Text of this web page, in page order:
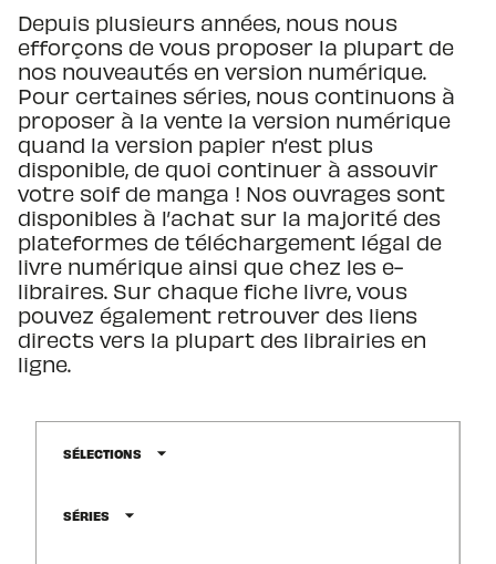
Depuis plusieurs années, nous nous
efforçons de vous proposer la plupart de
nos nouveautés en version numérique.
Pour certaines séries, nous continuons à
proposer à la vente la version numérique
quand la version papier n’est plus
disponible, de quoi continuer à assouvir
votre soif de manga ! Nos ouvrages sont
disponibles à l’achat sur la majorité des
plateformes de téléchargement légal de
livre numérique ainsi que chez les e-
libraires. Sur chaque fiche livre, vous
pouvez également retrouver des liens
directs vers la plupart des librairies en
ligne.
SÉLECTIONS arrow_drop_down
SÉRIES arrow_drop_down